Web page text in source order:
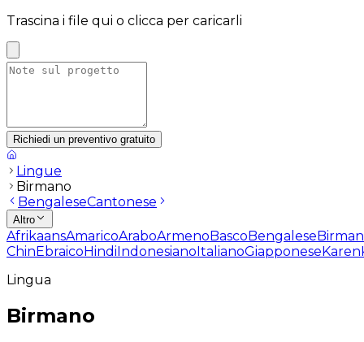
Trascina i file qui o clicca per caricarli
Richiedi un preventivo gratuito
Lingue
Birmano
BengaleseCantonese
Altro
AfrikaansAmaricoAraboArmenoBascoBengalese
ChinEbraicoHindiIndonesianoItalianoGiapponeseKaren
Lingua
Birmano